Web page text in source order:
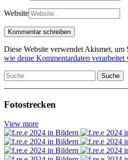
Website
Diese Website verwendet Akismet, um
wie deine Kommentardaten verarbeitet
Suche
Fotostrecken
View more